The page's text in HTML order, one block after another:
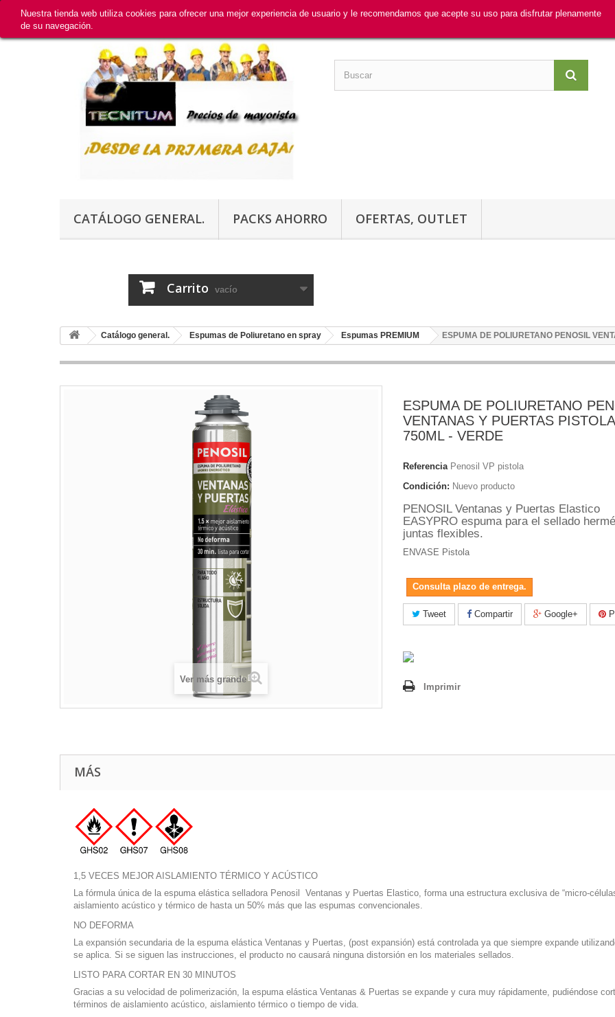
Nuestra tienda web utiliza cookies para ofrecer una mejor experiencia de usuario y le recomendamos que acepte su uso para disfrutar plenamente
de su navegación.
CATÁLOGO GENERAL. PACKS AHORRO OFERTAS, OUTLET
Carrito vacío
Catálogo general. Espumas de Poliuretano en spray Espumas PREMIUM ESPUMA DE POLIURETANO PENOSIL
Ver más grande
ESPUMA DE POLIURETANO
VENTANAS Y PUERTAS PISTOLA
750ML - VERDE
Referencia Penosil VP pistola
Condición: Nuevo producto
PENOSIL Ventanas y Puertas Elastico
EASYPRO espuma para el sellado
juntas flexibles.
ENVASE Pistola
Consulta plazo de entrega.
Tweet Compartir Google+
Imprimir
MÁS
1,5 VECES MEJOR AISLAMIENTO TÉRMICO Y ACÚSTICO
La fórmula única de la espuma elástica selladora Penosil Ventanas y Puertas Elastico, forma una estructura exclusiva de “micro-
aislamiento acústico y térmico de hasta un 50% más que las espumas convencionales.
NO DEFORMA
La expansión secundaria de la espuma elástica Ventanas y Puertas, (post expansión) está controlada ya que siempre expande
se aplica. Si se siguen las instrucciones, el producto no causará ninguna distorsión en los materiales sellados.
LISTO PARA CORTAR EN 30 MINUTOS
Gracias a su velocidad de polimerización, la espuma elástica Ventanas & Puertas se expande y cura muy rápidamente, pudiéndose
términos de aislamiento acústico, aislamiento térmico o tiempo de vida.